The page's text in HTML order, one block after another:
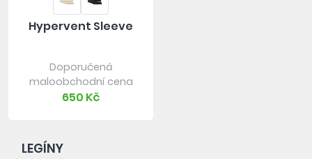
Hypervent Sleeve
Doporučená
maloobchodní cena
650 Kč
LEGÍNY